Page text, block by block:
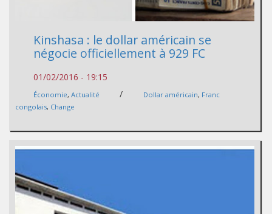
Kinshasa : le dollar américain se
négocie officiellement à 929 FC
01/02/2016 - 19:15
Économie, Actualité / Dollar américain, Franc
congolais, Change